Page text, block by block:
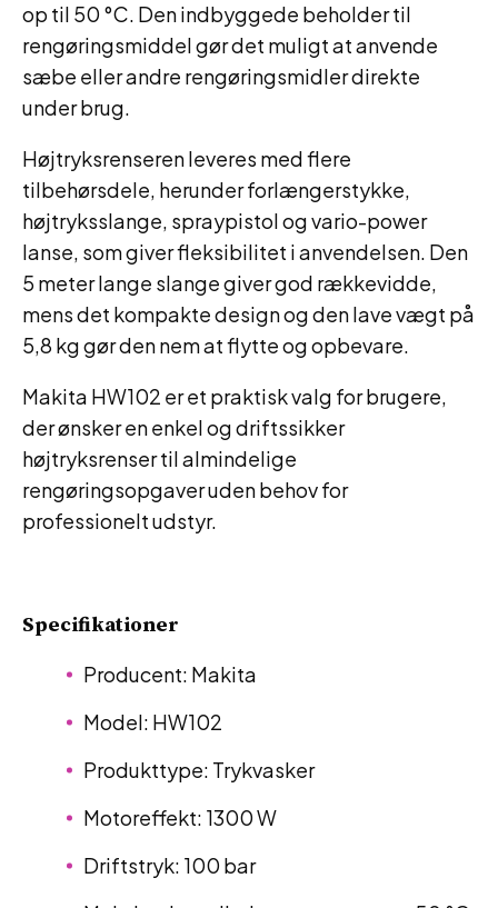
op til 50 °C. Den indbyggede beholder til
rengøringsmiddel gør det muligt at anvende
sæbe eller andre rengøringsmidler direkte
under brug.
Højtryksrenseren leveres med flere
tilbehørsdele, herunder forlængerstykke,
højtryksslange, spraypistol og vario-power
lanse, som giver fleksibilitet i anvendelsen. Den
5 meter lange slange giver god rækkevidde,
mens det kompakte design og den lave vægt på
5,8 kg gør den nem at flytte og opbevare.
Makita HW102 er et praktisk valg for brugere,
der ønsker en enkel og driftssikker
højtryksrenser til almindelige
rengøringsopgaver uden behov for
professionelt udstyr.
Specifikationer
Producent: Makita
Model: HW102
Produkttype: Trykvasker
Motoreffekt: 1300 W
Driftstryk: 100 bar